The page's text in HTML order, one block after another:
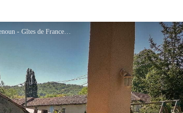
Menoun - Gîtes de France 31